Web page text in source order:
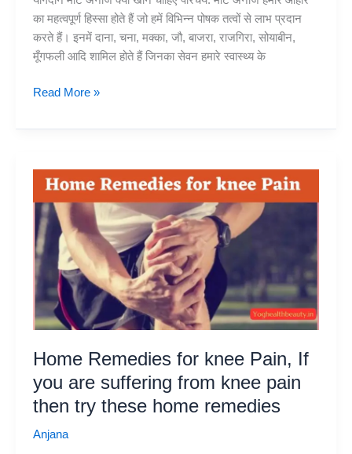
का महत्वपूर्ण हिस्सा होते हैं जो हमें विभिन्न पोषक तत्वों से लाभ प्रदान
करते हैं। इनमें दाना, चना, मक्का, जौ, बाजरा, राजगिरा, सोयाबीन,
मूँगफली आदि शामिल होते हैं जिनका सेवन हमारे स्वास्थ्य के
मोटे
क्यों
चाहिए
मोटे
अनाज
में
होते
हैं
कई
गुण,
आहार
शामिल
करें
Read More »
Home Remedies for knee Pain, If
you are suffering from knee pain
then try these home remedies
Anjana